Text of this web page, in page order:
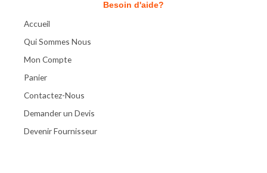
Besoin d'aide?
Accueil
Qui Sommes Nous
Mon Compte
Panier
Contactez-Nous
Demander un Devis
Devenir Fournisseur